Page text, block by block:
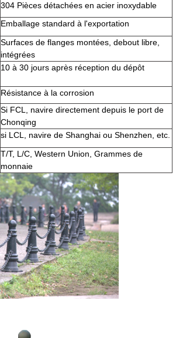
304 Pièces détachées en acier inoxydable
Emballage standard à l'exportation
Surfaces de flanges montées, debout libre,
intégrées
10 à 30 jours après réception du dépôt
Résistance à la corrosion
Si FCL, navire directement depuis le port de
Chonqing
si LCL, navire de Shanghai ou Shenzhen, etc.
T/T, L/C, Western Union, Grammes de
monnaie